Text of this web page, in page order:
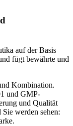
auf der Basis
fügt bewährte und
Kombination.
und GMP-
und Qualität
werden sehen: